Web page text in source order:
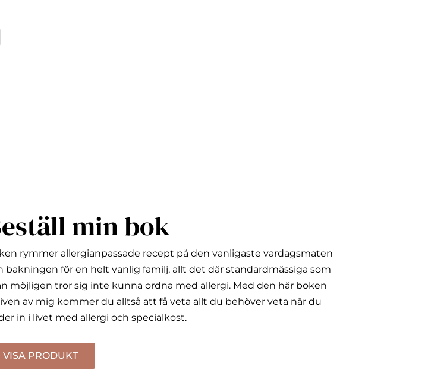
min bok
rymmer allergianpassade recept på den vanligaste vardagsmaten
bakningen för en helt vanlig familj, allt det där standardmässiga som
möjligen tror sig inte kunna ordna med allergi. Med den här boken
av mig kommer du alltså att få veta allt du behöver veta när du
in i livet med allergi och specialkost.
VISA PRODUKT